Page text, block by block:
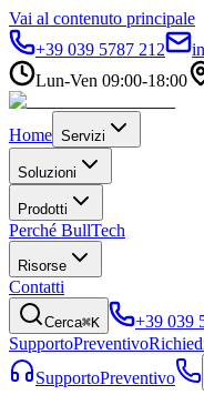
Vai al contenuto principale
+39 039 5787 212
Lun-Ven 09:00-18:00
Home Servizi
Soluzioni
Prodotti
Perché BullTech
Risorse
Contatti
Cerca⌘K
+39 039
SupportoPreventivo
SupportoPreventivo